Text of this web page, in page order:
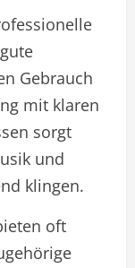
Gebrauch
mit klaren
sorgt
und
klingen.
oft